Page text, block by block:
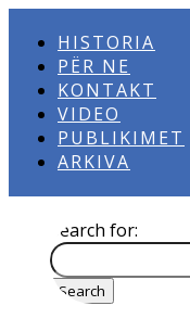
HISTORIA
PËR NE
KONTAKT
VIDEO
PUBLIKIMET
ARKIVA
Search for: